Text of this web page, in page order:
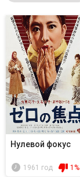
Нулевой фокус
1961 год 1%